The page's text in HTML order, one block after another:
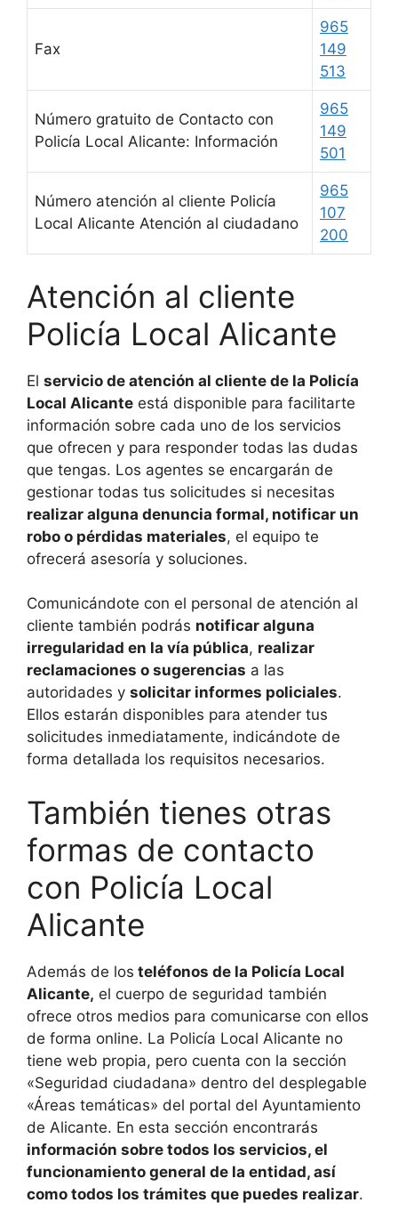
Fax
965
149
513
Número gratuito de Contacto con
Policía Local Alicante: Información
965
149
501
Número atención al cliente Policía
Local Alicante Atención al ciudadano
965
107
200
Atención al cliente
Policía Local Alicante
El servicio de atención al cliente de la Policía
Local Alicante está disponible para facilitarte
información sobre cada uno de los servicios
que ofrecen y para responder todas las dudas
que tengas. Los agentes se encargarán de
gestionar todas tus solicitudes si necesitas
realizar alguna denuncia formal, notificar un
robo o pérdidas materiales, el equipo te
ofrecerá asesoría y soluciones.
Comunicándote con el personal de atención al
cliente también podrás notificar alguna
irregularidad en la vía pública, realizar
reclamaciones o sugerencias a las
autoridades y solicitar informes policiales.
Ellos estarán disponibles para atender tus
solicitudes inmediatamente, indicándote de
forma detallada los requisitos necesarios.
También tienes otras
formas de contacto
con Policía Local
Alicante
Además de los teléfonos de la Policía Local
Alicante, el cuerpo de seguridad también
ofrece otros medios para comunicarse con ellos
de forma online. La Policía Local Alicante no
tiene web propia, pero cuenta con la sección
«Seguridad ciudadana» dentro del desplegable
«Áreas temáticas» del portal del Ayuntamiento
de Alicante. En esta sección encontrarás
información sobre todos los servicios, el
funcionamiento general de la entidad, así
como todos los trámites que puedes realizar.